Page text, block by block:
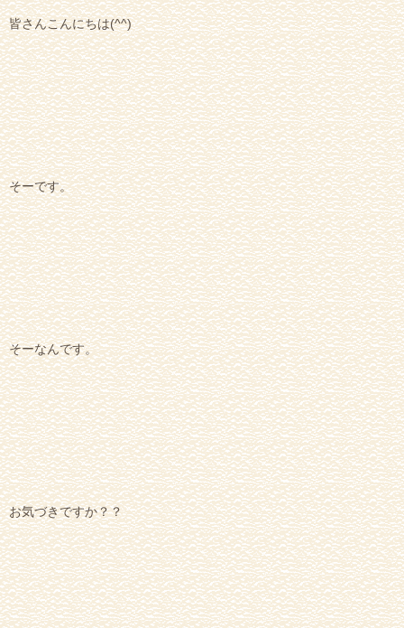
皆さんこんにちは(^^)
そーです。
そーなんです。
お気づきですか？？